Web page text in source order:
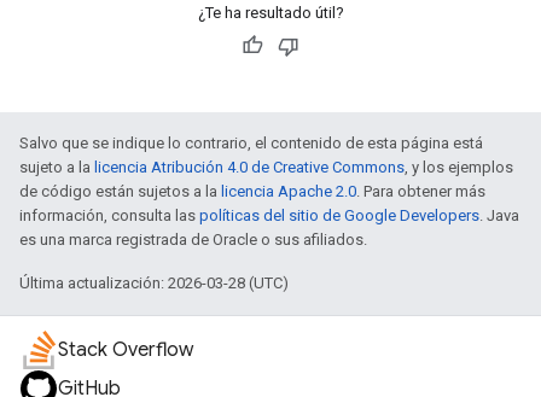
¿Te ha resultado útil?
Salvo que se indique lo contrario, el contenido de esta página está
sujeto a la licencia Atribución 4.0 de Creative Commons, y los ejemplos
de código están sujetos a la licencia Apache 2.0. Para obtener más
información, consulta las políticas del sitio de Google Developers. Java
es una marca registrada de Oracle o sus afiliados.
Última actualización: 2026-03-28 (UTC)
Stack Overflow
GitHub